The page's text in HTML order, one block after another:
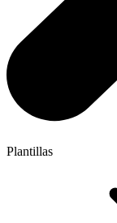
Plantillas